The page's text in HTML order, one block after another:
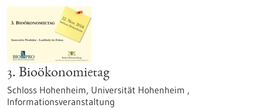
3. Bioökonomietag
Schloss Hohenheim, Universität Hohenheim ,
Informationsveranstaltung